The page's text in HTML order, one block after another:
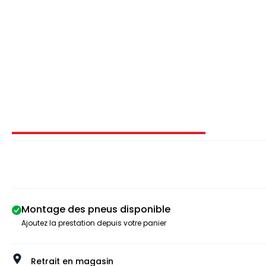
Image 1 sur 3
Montage des pneus disponible
Ajoutez la prestation depuis votre panier
Retrait en magasin